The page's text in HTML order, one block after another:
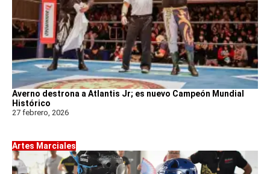
Averno destrona a Atlantis Jr; es nuevo Campeón Mundial
Histórico
27 febrero, 2026
Artes Marciales